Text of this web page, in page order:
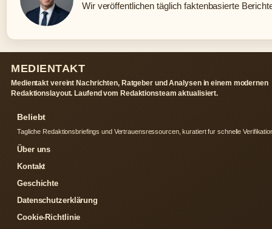
Wir veröffentlichen täglich faktenbasierte
MEDIENTAKT
Medientakt vereint Nachrichten, Ratgeber und Analysen in einem modernen
Redaktionslayout. Laufend vom Redaktionsteam aktualisiert.
Beliebt
Tagliche Redaktionsbriefings und Vertrauensressourcen, kuratiert fur schnelle
Über uns
Kontakt
Geschichte
Datenschutzerklärung
Cookie-Richtlinie